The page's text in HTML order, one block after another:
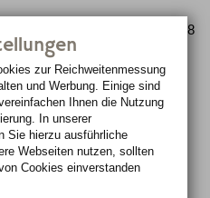
GTL wird im III. Quartal 2008
Leonhardt Stammsitz in
Berlin zu sehen. Die
den USA geplant.
auf den bei Leonhardt
Für Helge
GTL ein Ergebnis seines
"Alles Denkbare ist
zur Reichweiten­messung
und Werbung. Einige sind
Ihnen die Nutzung
In unserer
Sie hierzu ausführliche
Webseiten nutzen, sollten
Cookies einverstanden